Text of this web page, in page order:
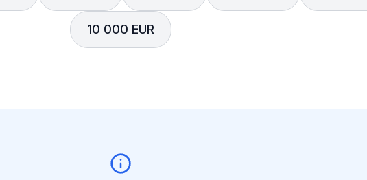
10 000 EUR